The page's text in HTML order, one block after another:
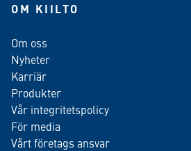
OM KIILTO
Om oss
Nyheter
Karriär
Produkter
Vår integritetspolicy
För media
Vårt företags ansvar